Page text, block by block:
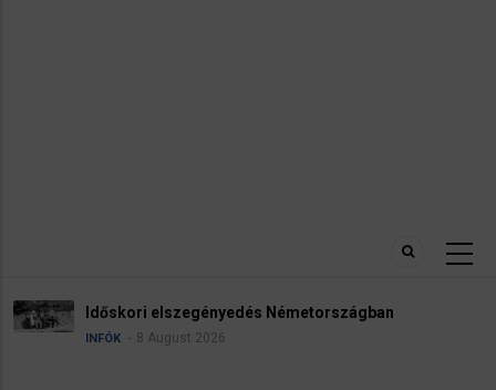
Időskori elszegényedés Németországban
INFÓK 8 August 2026